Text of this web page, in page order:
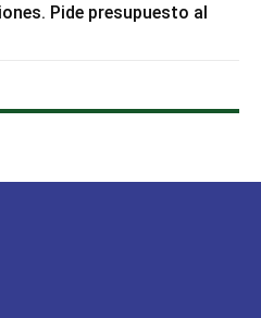
Pide presupuesto al